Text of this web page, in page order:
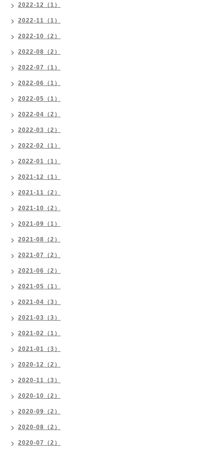
2022-12（1）
2022-11（1）
2022-10（2）
2022-08（2）
2022-07（1）
2022-06（1）
2022-05（1）
2022-04（2）
2022-03（2）
2022-02（1）
2022-01（1）
2021-12（1）
2021-11（2）
2021-10（2）
2021-09（1）
2021-08（2）
2021-07（2）
2021-06（2）
2021-05（1）
2021-04（3）
2021-03（3）
2021-02（1）
2021-01（3）
2020-12（2）
2020-11（3）
2020-10（2）
2020-09（2）
2020-08（2）
2020-07（2）